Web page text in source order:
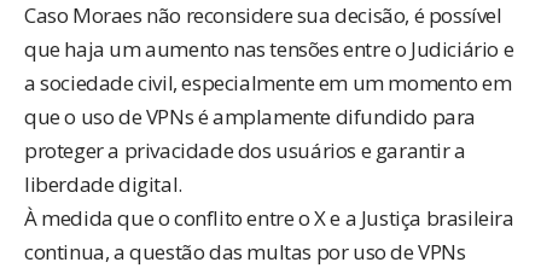
Caso Moraes não reconsidere sua decisão, é possível
que haja um aumento nas tensões entre o Judiciário e
a sociedade civil, especialmente em um momento em
que o uso de VPNs é amplamente difundido para
proteger a privacidade dos usuários e garantir a
liberdade digital.
À medida que o conflito entre o X e a Justiça brasileira
continua, a questão das multas por uso de VPNs